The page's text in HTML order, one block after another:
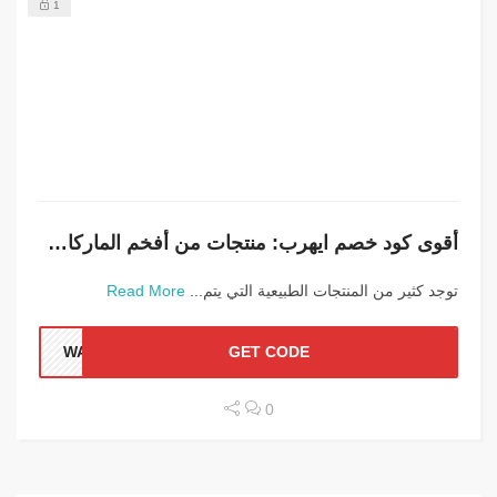
1
أقوى كود خصم ايهرب: منتجات من أفخم الماركات العالمية
توجد كثير من المنتجات الطبيعية التي يتم... Read More
GET CODE
0